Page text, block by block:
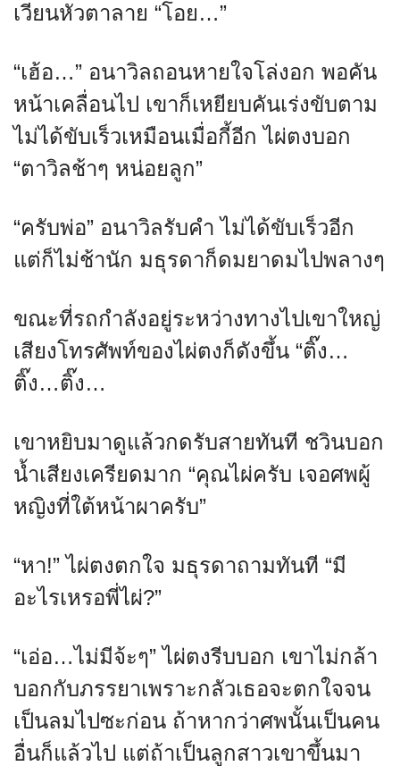
เวียนหัวตาลาย “โอย…”
“เฮ้อ…” อนาวิลถอนหายใจโล่งอก พอคัน
หน้าเคลื่อนไป เขาก็เหยียบคันเร่งขับตาม
ไม่ได้ขับเร็วเหมือนเมื่อกี้อีก ไผ่ตงบอก
“ตาวิลช้าๆ หน่อยลูก”
“ครับพ่อ” อนาวิลรับคำ ไม่ได้ขับเร็วอีก
แต่ก็ไม่ช้านัก มธุรดาก็ดมยาดมไปพลางๆ
ขณะที่รถกำลังอยู่ระหว่างทางไปเขาใหญ่
เสียงโทรศัพท์ของไผ่ตงก็ดังขึ้น “ติ๊ง…
ติ๊ง…ติ๊ง…
เขาหยิบมาดูแล้วกดรับสายทันที ชวินบอก
น้ำเสียงเครียดมาก “คุณไผ่ครับ เจอศพผู้
หญิงที่ใต้หน้าผาครับ”
“หา!” ไผ่ตงตกใจ มธุรดาถามทันที “มี
อะไรเหรอพี่ไผ่?”
“เอ่อ…ไม่มีจ้ะๆ” ไผ่ตงรีบบอก เขาไม่กล้า
บอกกับภรรยาเพราะกลัวเธอจะตกใจจน
เป็นลมไปซะก่อน ถ้าหากว่าศพนั้นเป็นคน
อื่นก็แล้วไป แต่ถ้าเป็นลูกสาวเขาขึ้นมา